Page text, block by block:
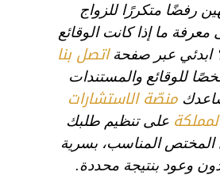
رفضًا متكررًا للزواج
معرفة ما إذا كانت الوقائع
ابدئي عبر صفحةاتصل بنا
للوقائع والمستندات
منصّة الاستشارات
على تنظيم طلبك
المختص المناسب، بسرية
وعود بنتيجة محددة.